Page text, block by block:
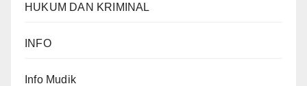
HUKUM DAN KRIMINAL
INFO
Info Mudik